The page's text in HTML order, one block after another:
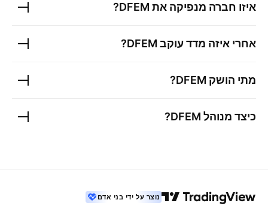
איזו חברה מנפיקה את DFEM
?
אחרי איזה מדד עוקב DFEM
?
מתי הושק DFEM
?
כיצד מנוהל DFEM
?
נוצר על ידי בני אדם